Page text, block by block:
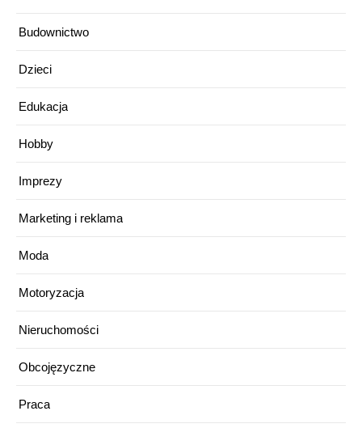
Budownictwo
Dzieci
Edukacja
Hobby
Imprezy
Marketing i reklama
Moda
Motoryzacja
Nieruchomości
Obcojęzyczne
Praca